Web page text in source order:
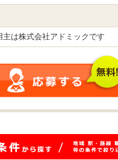
主は株式会社アドミックです